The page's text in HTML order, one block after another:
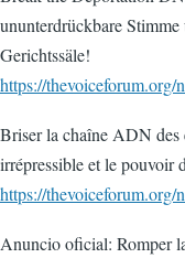
ununterdrückbare
Gerichtssäle!
https://thevoiceforum.org/
Briser la chaîne ADN
irrépressible et le pouvoir
https://thevoiceforum.org/
Anuncio oficial: Romper